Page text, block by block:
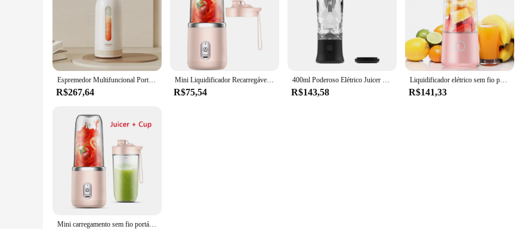
Espremedor Multifuncional Portátil, Misturador Recarregável Rápido USB, Moedor de Frutas Frescas, Liquidificador Elétrico, Copo Shakes, Smoothie Maker, 400ml
R$267,64
Mini Liquidificador Recarregável Portátil USB, 40W Fruit Shakes, Misturador Juicer, Espremedor Elétrico Pequeno Automático, 400ml
R$75,54
400ml Poderoso Elétrico Juicer copo portátil Smoothie Blender Fruit Mixer Food Processor USB Recarregável Mini Juice Blenders
R$143,58
Liquidificador elétrico sem fio portátil, Mini Juicer de frutas, USB recarregável, espremedor multifuncional, acessórios de cozinha, 400ml
R$141,33
Mini carregamento sem fio portátil Espremedor elétrico, liquidificador Smoothie, espremedor de frutas, Ice Crush Cup, processador de alimentos, USB, 6 lâminas, 400ml